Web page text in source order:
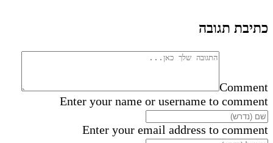
כתיבת תגובה
Comment
Enter your name or username to comment
Enter your email address to comment